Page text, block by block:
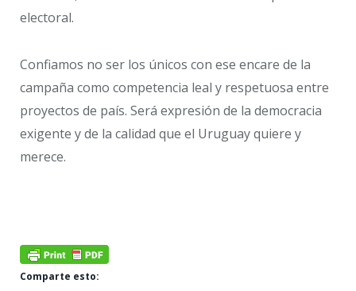
electoral.
Confiamos no ser los únicos con ese encare de la
campaña como competencia leal y respetuosa entre
proyectos de país. Será expresión de la democracia
exigente y de la calidad que el Uruguay quiere y
merece.
Comparte esto: